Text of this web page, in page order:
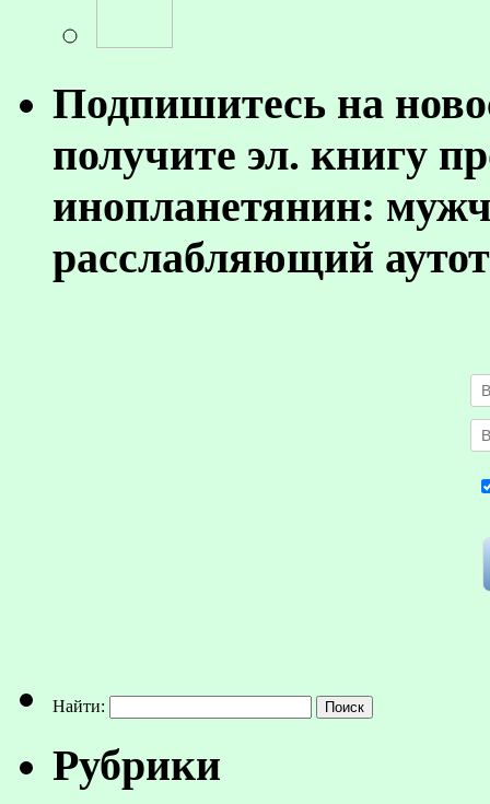
Подпишитесь на
получите эл. книгу
инопланетянин:
расслабляющий
Найти:
Рубрики